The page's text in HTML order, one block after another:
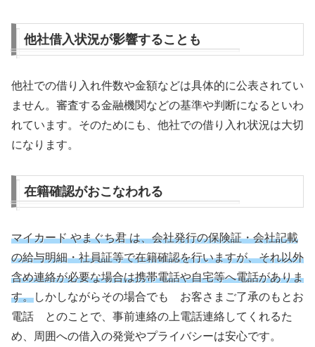
他社借入状況が影響することも
他社での借り入れ件数や金額などは具体的に公表されてい
ません。審査する金融機関などの基準や判断になるといわ
れています。そのためにも、他社での借り入れ状況は大切
になります。
在籍確認がおこなわれる
マイカード やまぐち君 は、会社発行の保険証・会社記載
の給与明細・社員証等で在籍確認を行いますが、それ以外
含め連絡が必要な場合は携帯電話や自宅等へ電話がありま
す。しかしながらその場合でも お客さまご了承のもとお
電話 とのことで、事前連絡の上電話連絡してくれるた
め、周囲への借入の発覚やプライバシーは安心です。